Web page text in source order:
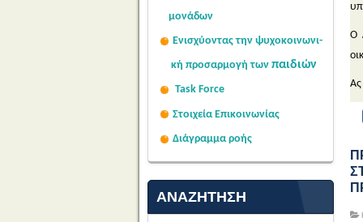
μονάδων
Ενισχύοντας την ψυχοκοινωνι-
κή προσαρμογή των παιδιών
Task Force
Στοιχεία Επικοινωνίας
Διάγραμμα ροής
ΑΝΑΖΉΤΗΣΗ
Ο